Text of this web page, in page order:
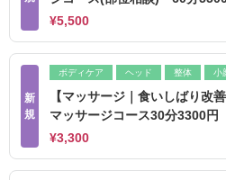
¥5,500
新
規
ボディケア ヘッド 整体 小
【マッサージ｜食いしばり改
マッサージコース30分3300円
¥3,300